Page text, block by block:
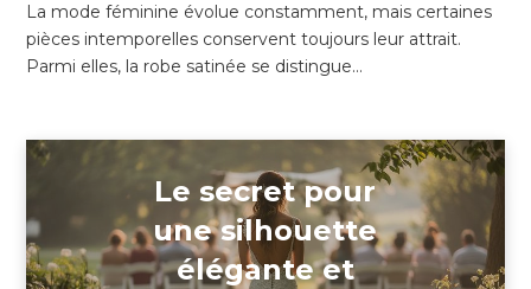
La mode féminine évolue constamment, mais certaines
pièces intemporelles conservent toujours leur attrait.
Parmi elles, la robe satinée se distingue…
Le secret pour
une silhouette
élégante et